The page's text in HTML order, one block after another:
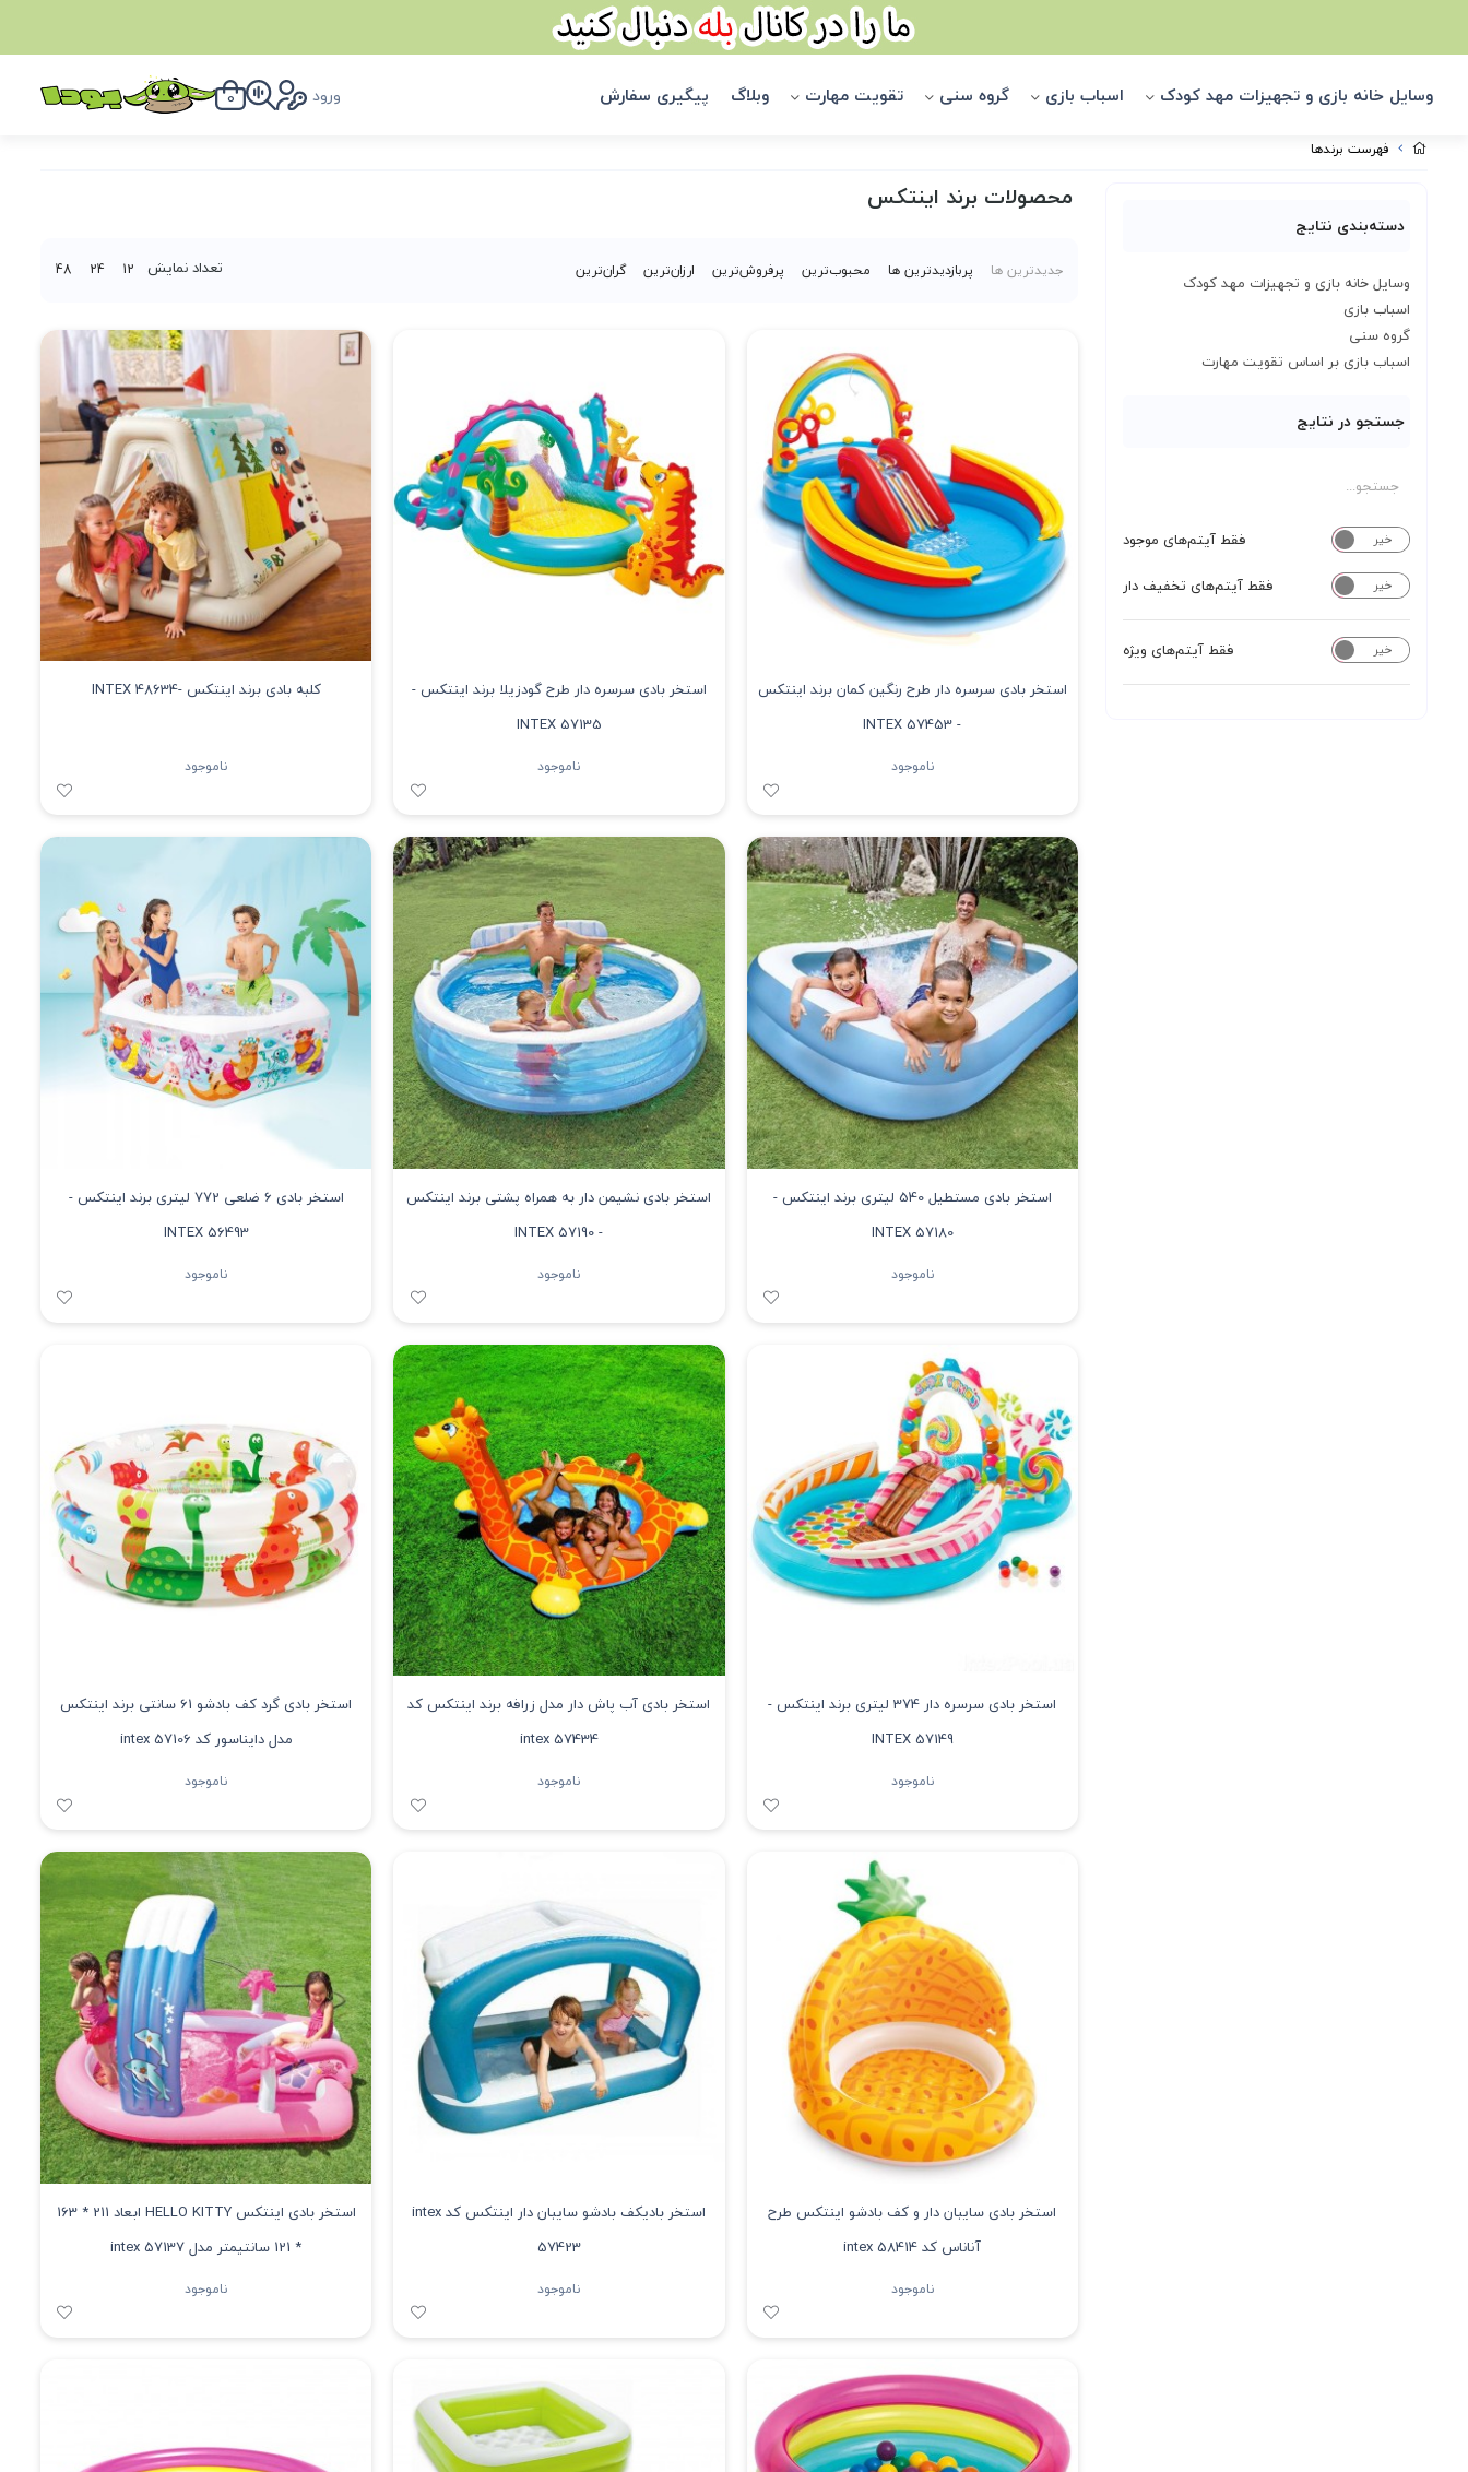
وسایل خانه بازی و تجهیزات مهد کودک اسباب بازی گروه سنی تقویت مهارت وبلاگ پیگیری سفارش ورود 0
فهرست برندها
دسته‌بندی نتایج
وسایل خانه بازی و تجهیزات مهد کودک
اسباب بازی
گروه سنی
اسباب بازی بر اساس تقویت مهارت
جستجو در نتایج
خیر فقط آیتم‌های موجود
خیر فقط آیتم‌های تخفیف دار
خیر فقط آیتم‌های ویژه
محصولات برند اینتکس
جدیدترین ها پربازدیدترین ها محبوب‌‌ترین پرفروش‌ترین ارزان‌ترین گران‌ترین تعداد نمایش 12
24
48
استخر بادی سرسره دار طرح رنگین کمان برند اینتکس
- INTEX 57453
ناموجود
استخر بادی سرسره دار طرح گودزیلا برند اینتکس -
INTEX 57135
ناموجود
کلبه بادی برند اینتکس -INTEX 48634
ناموجود
استخر بادی مستطیل 540 لیتری برند اینتکس -
INTEX 57180
ناموجود
استخر بادی نشیمن دار به همراه پشتی برند اینتکس
- INTEX 57190
ناموجود
استخر بادی 6 ضلعی 772 لیتری برند اینتکس -
INTEX 56493
ناموجود
استخر بادی سرسره دار 374 لیتری برند اینتکس -
INTEX 57149
ناموجود
استخر بادی آب پاش دار مدل زرافه برند اینتکس کد
intex 57434
ناموجود
استخر بادی گرد کف بادشو 61 سانتی برند اینتکس
مدل دایناسور کد 57106 intex
ناموجود
استخر بادی سایبان دار و کف بادشو اینتکس طرح
آناناس کد intex 58414
ناموجود
استخر بادیکف بادشو سایبان دار اینتکس کد intex
57423
ناموجود
استخر بادی اینتکس HELLO KITTY ابعاد 211 * 163
* 121 سانتیمتر مدل 57137 intex
ناموجود